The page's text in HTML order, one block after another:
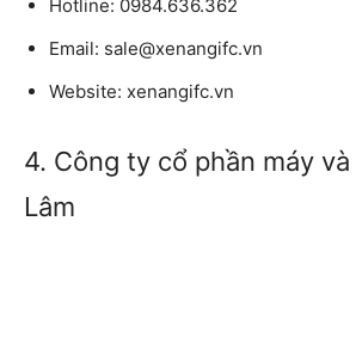
Hotline: 0984.636.362
Email: sale@xenangifc.vn
Website: xenangifc.vn
4. Công ty cổ phần máy
Lâm